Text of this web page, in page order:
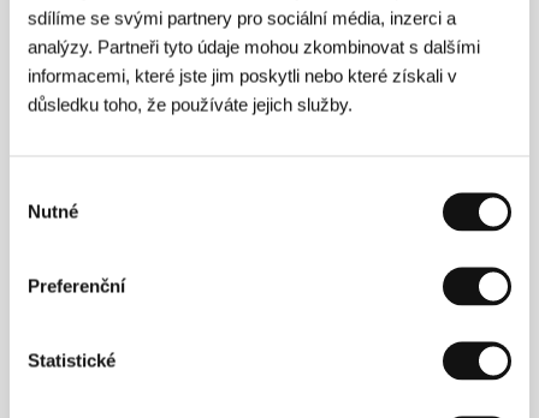
sdílíme se svými partnery pro sociální média, inzerci a
analýzy. Partneři tyto údaje mohou zkombinovat s dalšími
informacemi, které jste jim poskytli nebo které získali v
důsledku toho, že používáte jejich služby.
souhlasu
Nutné
Preferenční
Statistické
Čínská odysea 2002
(Tianxia wushuang)
Režie: Jeff Lau / Hongkong, 2002, 84 min
Jiný pohled
(Pure)
(Il Trasformista)